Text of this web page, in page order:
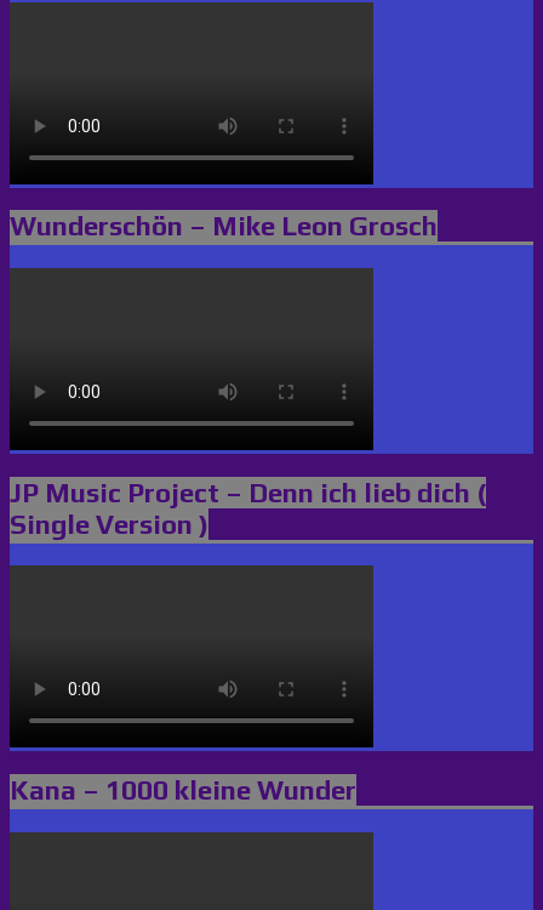
Wunderschön – Mike Leon Grosch
JP Music Project – Denn ich lieb dich (
Single Version )
Kana – 1000 kleine Wunder